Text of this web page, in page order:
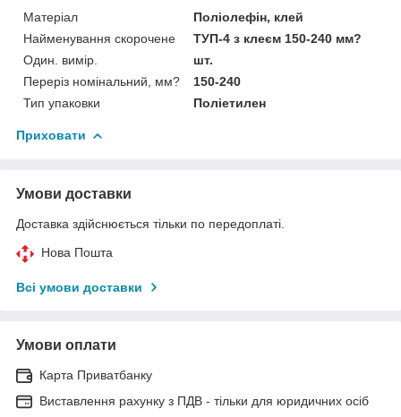
Матеріал
Поліолефін, клей
Найменування скорочене
ТУП-4 з клеєм 150-240 мм?
Один. вимір.
шт.
Переріз номінальний, мм?
150-240
Тип упаковки
Поліетилен
Приховати
Умови доставки
Доставка здійснюється тільки по передоплаті.
Нова Пошта
Всі умови доставки
Умови оплати
Карта Приватбанку
Виставлення рахунку з ПДВ - тільки для юридичних осіб